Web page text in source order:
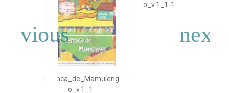
Barraca_de_Mamuleng
o_v.1_1
o_v.1_1-1